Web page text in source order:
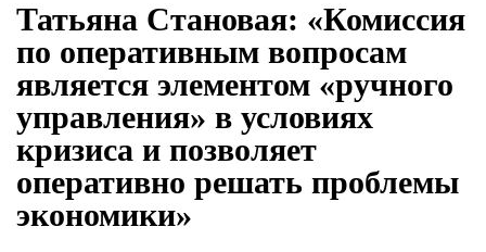
Татьяна Становая: «Комиссия
по оперативным вопросам
является элементом «ручного
управления» в условиях
кризиса и позволяет
оперативно решать проблемы
экономики»